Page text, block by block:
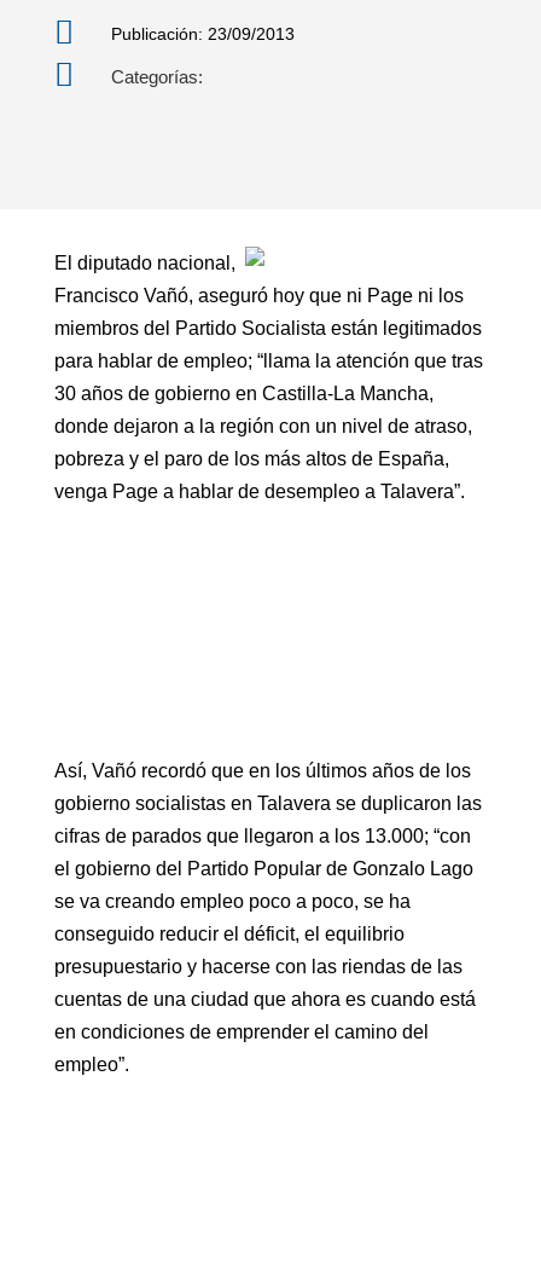
 Publicación: 23/09/2013
 Categorías:
El diputado nacional,
Francisco Vañó, aseguró hoy que ni Page ni los
miembros del Partido Socialista están legitimados
para hablar de empleo; “llama la atención que tras
30 años de gobierno en Castilla-La Mancha,
donde dejaron a la región con un nivel de atraso,
pobreza y el paro de los más altos de España,
venga Page a hablar de desempleo a Talavera”.
Así, Vañó recordó que en los últimos años de los
gobierno socialistas en Talavera se duplicaron las
cifras de parados que llegaron a los 13.000; “con
el gobierno del Partido Popular de Gonzalo Lago
se va creando empleo poco a poco, se ha
conseguido reducir el déficit, el equilibrio
presupuestario y hacerse con las riendas de las
cuentas de una ciudad que ahora es cuando está
en condiciones de emprender el camino del
empleo”.